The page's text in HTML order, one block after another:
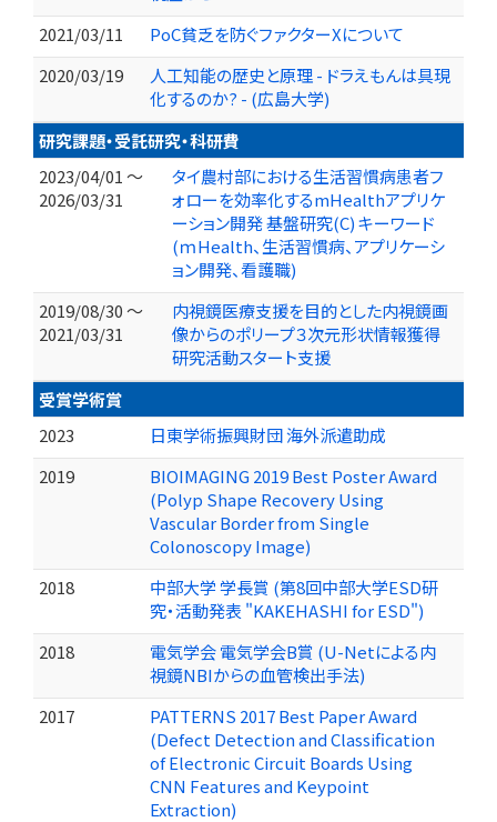
2021/03/11
PoC貧乏を防ぐファクターXについて
2020/03/19
人工知能の歴史と原理 - ドラえもんは具現
化するのか? - (広島大学)
研究課題・受託研究・科研費
2023/04/01 ～
2026/03/31
タイ農村部における生活習慣病患者フ
ォローを効率化するmHealthアプリケ
ーション開発 基盤研究(C) キーワード
(ｍHealth、生活習慣病、アプリケーシ
ョン開発、看護職)
2019/08/30 ～
2021/03/31
内視鏡医療支援を目的とした内視鏡画
像からのポリープ３次元形状情報獲得
研究活動スタート支援
受賞学術賞
2023
日東学術振興財団 海外派遣助成
2019
BIOIMAGING 2019 Best Poster Award
(Polyp Shape Recovery Using
Vascular Border from Single
Colonoscopy Image)
2018
中部大学 学長賞 (第8回中部大学ESD研
究・活動発表 "KAKEHASHI for ESD")
2018
電気学会 電気学会B賞 (U-Netによる内
視鏡NBIからの血管検出手法)
2017
PATTERNS 2017 Best Paper Award
(Defect Detection and Classiﬁcation
of Electronic Circuit Boards Using
CNN Features and Keypoint
Extraction)